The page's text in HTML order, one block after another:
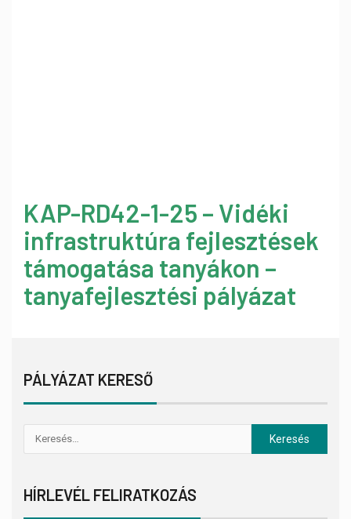
KAP-RD42-1-25 – Vidéki
infrastruktúra fejlesztések
támogatása tanyákon –
tanyafejlesztési pályázat
PÁLYÁZAT KERESŐ
HÍRLEVÉL FELIRATKOZÁS